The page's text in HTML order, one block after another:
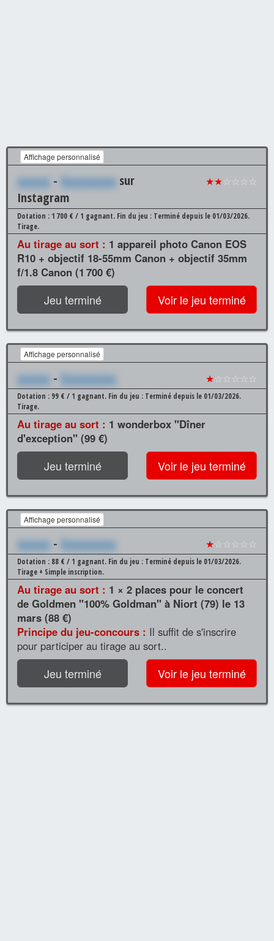
Affichage personnalisé
xxxxxx - Xxxxxxxxxx sur
Instagram
★★☆☆☆☆
Dotation : 1 700 € / 1 gagnant. Fin du jeu : Terminé depuis le 01/03/2026.
Tirage.
Au tirage au sort : 1 appareil photo Canon EOS
R10 + objectif 18-55mm Canon + objectif 35mm
f/1.8 Canon (1 700 €)
Jeu terminé Voir le jeu terminé
Affichage personnalisé
xxxxxx - Xxxxxxxxxx ★☆☆☆☆☆
Dotation : 99 € / 1 gagnant. Fin du jeu : Terminé depuis le 01/03/2026.
Tirage.
Au tirage au sort : 1 wonderbox "Dîner
d'exception" (99 €)
Jeu terminé Voir le jeu terminé
Affichage personnalisé
xxxxxx - Xxxxxxxxxx ★☆☆☆☆☆
Dotation : 88 € / 1 gagnant. Fin du jeu : Terminé depuis le 01/03/2026.
Tirage + Simple inscription.
Au tirage au sort : 1 × 2 places pour le concert
de Goldmen "100% Goldman" à Niort (79) le 13
mars (88 €)
Principe du jeu-concours : Il suffit de s'inscrire
pour participer au tirage au sort..
Jeu terminé Voir le jeu terminé